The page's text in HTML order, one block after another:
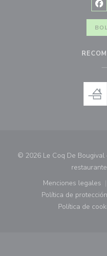
© 2026 Le Coq De
Menciones legales
((abre
Política de
Política de